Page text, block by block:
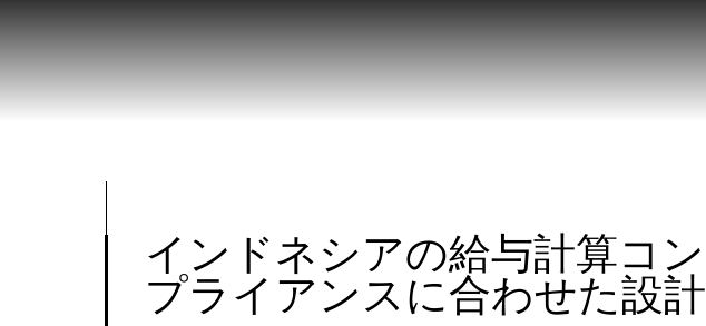
インドネシアの給与計算コン
プライアンスに合わせた設計